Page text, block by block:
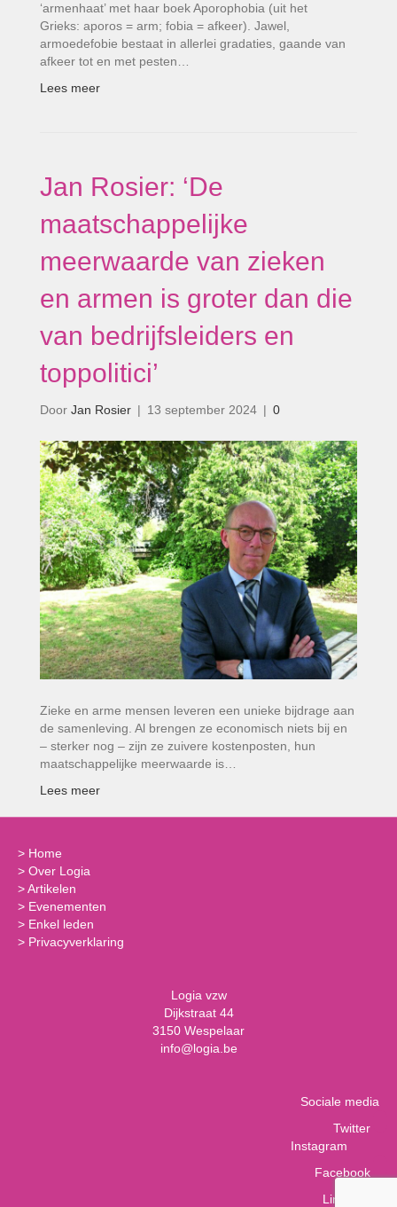
‘armenhaat’ met haar boek Aporophobia (uit het
Grieks: aporos = arm; fobia = afkeer). Jawel,
armoedefobie bestaat in allerlei gradaties, gaande van
afkeer tot en met pesten…
Lees meer
Jan Rosier: ‘De
maatschappelijke
meerwaarde van zieken
en armen is groter dan die
van bedrijfsleiders en
toppolitici’
Door Jan Rosier | 13 september 2024 | 0
Zieke en arme mensen leveren een unieke bijdrage aan
de samenleving. Al brengen ze economisch niets bij en
– sterker nog – zijn ze zuivere kostenposten, hun
maatschappelijke meerwaarde is…
Lees meer
> Home
> Over Logia
>Artikelen
> Evenementen
> Enkel leden
> Privacyverklaring
Logia vzw
Dijkstraat 44
3150 Wespelaar
info@logia.be
Sociale media
Twitter
Instagram
Facebook
LinkedIn